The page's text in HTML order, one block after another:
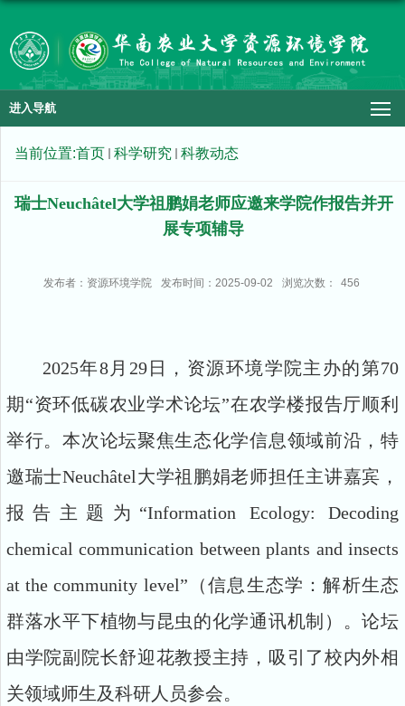
进入导航
当前位置:首页 科学研究 科教动态
瑞士Neuchâtel大学祖鹏娟老师应邀来学院作报告并开
展专项辅导
发布者：资源环境学院 发布时间：2025-09-02 浏览次数： 456
2025年8月29日，资源环境学院主办的第70
期“资环低碳农业学术论坛”在农学楼报告厅顺利
举行。本次论坛聚焦生态化学信息领域前沿，特
邀瑞士Neuchâtel大学祖鹏娟老师担任主讲嘉宾，
报告主题为“Information Ecology: Decoding
chemical communication between plants and insects
at the community level”（信息生态学：解析生态
群落水平下植物与昆虫的化学通讯机制）。论坛
由学院副院长舒迎花教授主持，吸引了校内外相
关领域师生及科研人员参会。